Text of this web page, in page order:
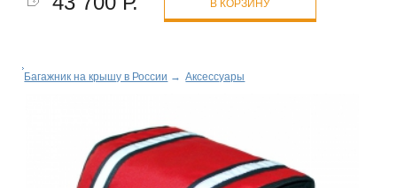
В КОРЗИНУ
Багажник на крышу в России → Аксессуары